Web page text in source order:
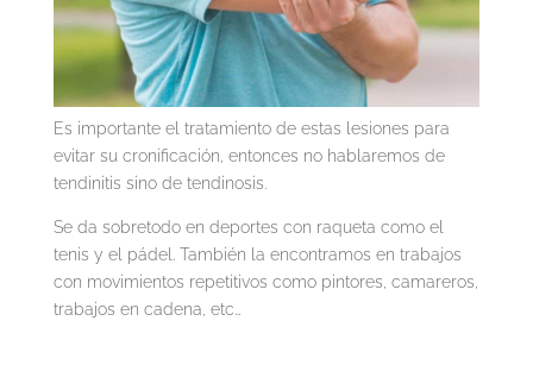
Es importante el tratamiento de estas lesiones para
evitar su cronificación, entonces no hablaremos de
tendinitis sino de tendinosis.
Se da sobretodo en deportes con raqueta como el
tenis y el pádel. También la encontramos en trabajos
con movimientos repetitivos como pintores, camareros,
trabajos en cadena, etc…